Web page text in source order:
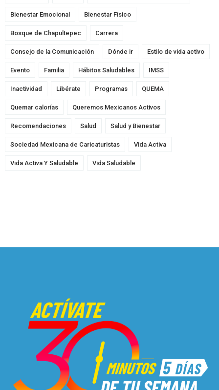
Bienestar Emocional Bienestar Físico
Bosque de Chapultepec Carrera
Consejo de la Comunicación Dónde ir Estilo de vida activo
Evento Familia Hábitos Saludables IMSS
Inactividad Libérate Programas QUEMA
Quemar calorías Queremos Mexicanos Activos
Recomendaciones Salud Salud y Bienestar
Sociedad Mexicana de Caricaturistas Vida Activa
Vida Activa Y Saludable Vida Saludable